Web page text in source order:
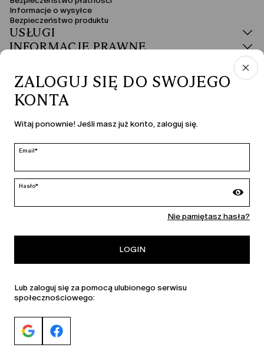
Informacje o wysyłce
Bezpieczeństwo produktu
USŁUGI
INFORMACJE PRAWNE
edycja
ZALOGUJ SIĘ DO SWOJEGO
KONTA
Witaj ponownie! Jeśli masz już konto, zaloguj się.
Email*
Hasło*
Nie pamiętasz hasła?
LOGIN
Lub zaloguj się za pomocą ulubionego serwisu
społecznościowego: